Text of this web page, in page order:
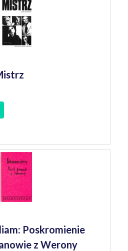
Poskromienie
z Werony